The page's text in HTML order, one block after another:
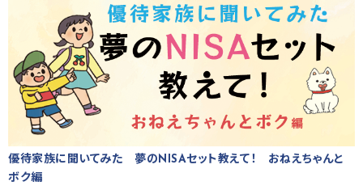
優待家族に聞いてみた 夢のNISAセット教えて！ おねえちゃんと
ボク編